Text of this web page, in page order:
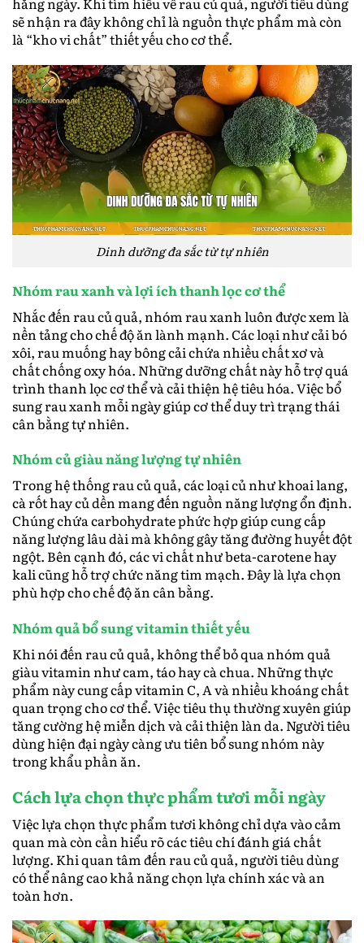
sẽ nhận ra đây không chỉ là nguồn thực phẩm mà còn
là “kho vi chất” thiết yếu cho cơ thể.
Dinh dưỡng đa sắc từ tự nhiên
Nhóm rau xanh và lợi ích thanh lọc cơ thể
Nhắc đến rau củ quả, nhóm rau xanh luôn được xem là
nền tảng cho chế độ ăn lành mạnh. Các loại như cải bó
xôi, rau muống hay bông cải chứa nhiều chất xơ và
chất chống oxy hóa. Những dưỡng chất này hỗ trợ quá
trình thanh lọc cơ thể và cải thiện hệ tiêu hóa. Việc bổ
sung rau xanh mỗi ngày giúp cơ thể duy trì trạng thái
cân bằng tự nhiên.
Nhóm củ giàu năng lượng tự nhiên
Trong hệ thống rau củ quả, các loại củ như khoai lang,
cà rốt hay củ dền mang đến nguồn năng lượng ổn định.
Chúng chứa carbohydrate phức hợp giúp cung cấp
năng lượng lâu dài mà không gây tăng đường huyết đột
ngột. Bên cạnh đó, các vi chất như beta-carotene hay
kali cũng hỗ trợ chức năng tim mạch. Đây là lựa chọn
phù hợp cho chế độ ăn cân bằng.
Nhóm quả bổ sung vitamin thiết yếu
Khi nói đến rau củ quả, không thể bỏ qua nhóm quả
giàu vitamin như cam, táo hay cà chua. Những thực
phẩm này cung cấp vitamin C, A và nhiều khoáng chất
quan trọng cho cơ thể. Việc tiêu thụ thường xuyên giúp
tăng cường hệ miễn dịch và cải thiện làn da. Người tiêu
dùng hiện đại ngày càng ưu tiên bổ sung nhóm này
trong khẩu phần ăn.
Cách lựa chọn thực phẩm tươi mỗi ngày
Việc lựa chọn thực phẩm tươi không chỉ dựa vào cảm
quan mà còn cần hiểu rõ các tiêu chí đánh giá chất
lượng. Khi quan tâm đến rau củ quả, người tiêu dùng
có thể nâng cao khả năng chọn lựa chính xác và an
toàn hơn.